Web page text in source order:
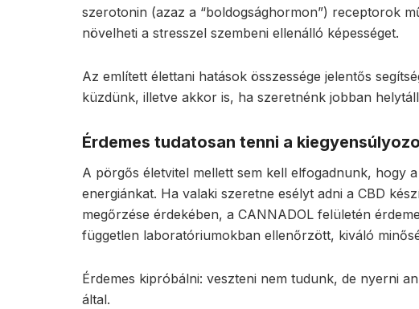
szerotonin (azaz a “boldogsághormon”) receptorok
növelheti a stresszel szembeni ellenálló képességet.
Az említett élettani hatások összessége jelentős
küzdünk, illetve akkor is, ha szeretnénk jobban
Érdemes tudatosan tenni a
A pörgős életvitel mellett sem kell elfogadnunk, hogy
energiánkat. Ha valaki szeretne esélyt adni a CBD
megőrzése érdekében, a CANNADOL felületén
független laboratóriumokban ellenőrzött, kiváló
Érdemes kipróbálni: veszteni nem tudunk, de nyerni
által.